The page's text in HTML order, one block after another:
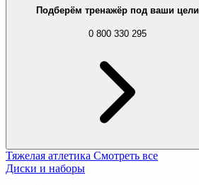
Подберём тренажёр под ваши цели
0 800 330 295
Тяжелая атлетика Смотреть все
Диски и наборы